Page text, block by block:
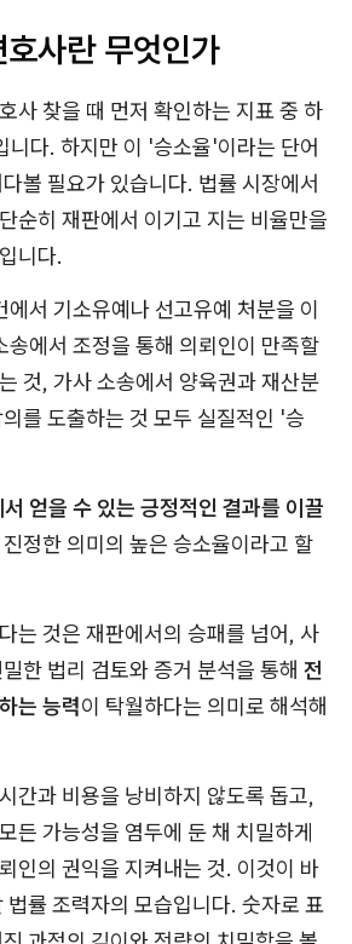
사란 무엇인가
사 찾을 때 먼저 확인하는 지표 중 하
니다. 하지만 이 '승소율'이라는 단어
볼 필요가 있습니다. 법률 시장에서
순히 재판에서 이기고 지는 비율만을
니다.
에서 기소유예나 선고유예 처분을 이
송에서 조정을 통해 의뢰인이 만족할
것, 가사 소송에서 양육권과 재산분
를 도출하는 것 모두 실질적인 '승
얻을 수 있는 긍정적인 결과를 이끌
정한 의미의 높은 승소율이라고 할
는 것은 재판에서의 승패를 넘어, 사
한 법리 검토와 증거 분석을 통해 전
는 능력이 탁월하다는 의미로 해석해
간과 비용을 낭비하지 않도록 돕고,
든 가능성을 염두에 둔 채 치밀하게
인의 권익을 지켜내는 것. 이것이 바
법률 조력자의 모습입니다. 숫자로 표